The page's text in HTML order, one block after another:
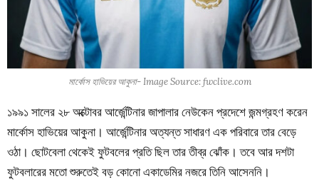
মার্কোস হাভিয়ের আকুনা- Image Source: fwclive.com
১৯৯১ সালের ২৮ অক্টোবর আর্জেন্টিনার জাপালার নেউকেন প্রদেশে জন্মগ্রহণ করেন
মার্কোস হাভিয়ের আকুনা। আর্জেন্টিনার অত্যন্ত সাধারণ এক পরিবারে তার বেড়ে
ওঠা। ছোটবেলা থেকেই ফুটবলের প্রতি ছিল তার তীব্র ঝোঁক। তবে আর দশটা
ফুটবলারের মতো শুরুতেই বড় কোনো একাডেমির নজরে তিনি আসেননি।